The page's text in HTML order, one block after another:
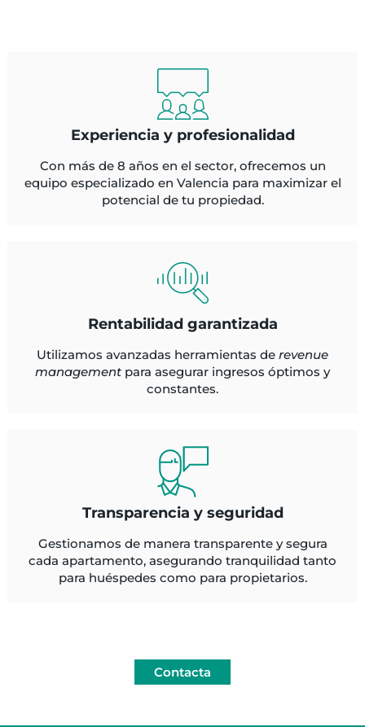
Experiencia y profesionalidad
Con más de 8 años en el sector, ofrecemos un
equipo especializado en Valencia para maximizar el
potencial de tu propiedad.
Rentabilidad garantizada
Utilizamos avanzadas herramientas de revenue
management para asegurar ingresos óptimos y
constantes.
Transparencia y seguridad
Gestionamos de manera transparente y segura
cada apartamento, asegurando tranquilidad tanto
para huéspedes como para propietarios.
Contacta